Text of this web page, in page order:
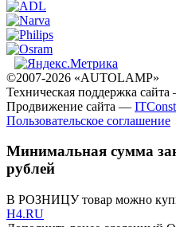
©2007-2026 «AUTOLAMP»
Техническая поддержка
Продвижение сайта —
Пользовательское соглашение
Минимальная сумма
рублей
В РОЗНИЦУ товар можно
H4.RU